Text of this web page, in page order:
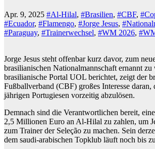
Apr. 9, 2025 #Al-Hilal, #Brasilien, #CBF,
#Ecuador, #Flamengo, #Jorge Jesus,
#Paraguay, #Trainerwechsel, #WM 2026,
Jorge Jesus steht offenbar kurz davor, zum
brasilianischen Nationalmannschaft ernannt zu
brasilianische Portal UOL berichtet, zeigt der
Fußballverband (CBF) großes Interesse daran,
jährigen Portugiesen vorzeitig abzulösen.
Demnach sind die Verantwortlichen bereit,
2,5 Millionen Euro an Al-Hilal zu zahlen, um
zum Trainer der Seleção zu machen. Sein
dem saudi-arabischen Topklub läuft noch bis